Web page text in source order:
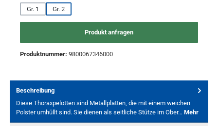
Gr. 1
Gr. 2
Produkt anfragen
Produktnummer: 9800067346000
Beschreibung
Diese Thoraxpelotten sind Metallplatten, die mit einem weichen
Polster umhüllt sind. Sie dienen als seitliche Stütze im Ober… Mehr